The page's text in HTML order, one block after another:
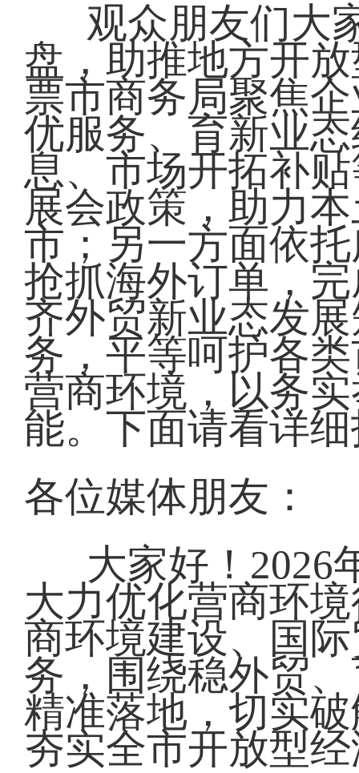
观众朋友们大
盘，助推地方开
票市商务局聚焦
优服务、育新业
息、市场开拓补
展会政策，助力
市；另一方面依
抢抓海外订单，
齐外贸新业态发
务，平等呵护各
营商环境，以务
能。下面请看详
各位媒体朋友：
大家好！2026
大力优化营商环
商环境建设、国
务，围绕稳外贸
精准落地，切实
夯实全市开放型